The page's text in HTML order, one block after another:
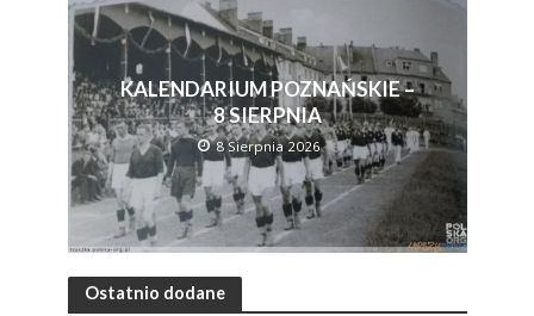
KALENDARIUM POZNAŃSKIE –
8 SIERPNIA
8 Sierpnia 2026
Ostatnio dodane